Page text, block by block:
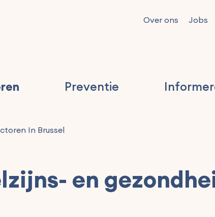
Over ons Jobs
Preventie
In Brussel
en